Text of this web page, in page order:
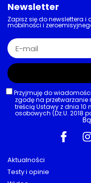
Aktualności
Testy i opinie
Newsletter
Zapisz się do newslettera i
mobilności i
Przyjmuję do
zgodę na
treścią Ustawy z dnia 10
osobowych (Dz.U. 2018